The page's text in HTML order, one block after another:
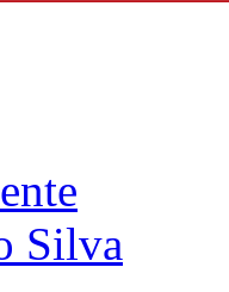
Silva